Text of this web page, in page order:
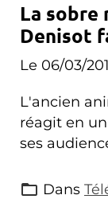
La sobre
Denisot
Journal
Le 06/03/
L'ancien
réagit en
ses
Dans